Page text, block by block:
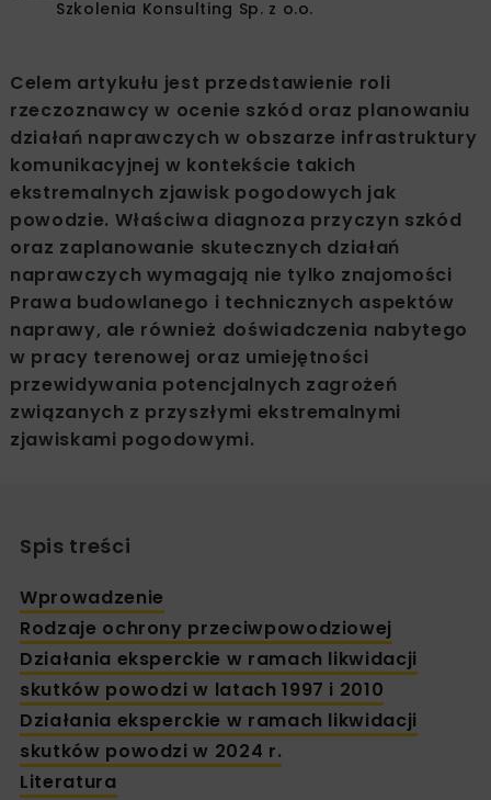
Szkolenia Konsulting Sp. z o.o.
Celem artykułu jest przedstawienie roli
rzeczoznawcy w ocenie szkód oraz planowaniu
działań naprawczych w obszarze infrastruktury
komunikacyjnej w kontekście takich
ekstremalnych zjawisk pogodowych jak
powodzie. Właściwa diagnoza przyczyn szkód
oraz zaplanowanie skutecznych działań
naprawczych wymagają nie tylko znajomości
Prawa budowlanego i technicznych aspektów
naprawy, ale również doświadczenia nabytego
w pracy terenowej oraz umiejętności
przewidywania potencjalnych zagrożeń
związanych z przyszłymi ekstremalnymi
zjawiskami pogodowymi.
Spis treści
Wprowadzenie
Rodzaje ochrony przeciwpowodziowej
Działania eksperckie w ramach likwidacji
skutków powodzi w latach 1997 i 2010
Działania eksperckie w ramach likwidacji
skutków powodzi w 2024 r.
Literatura